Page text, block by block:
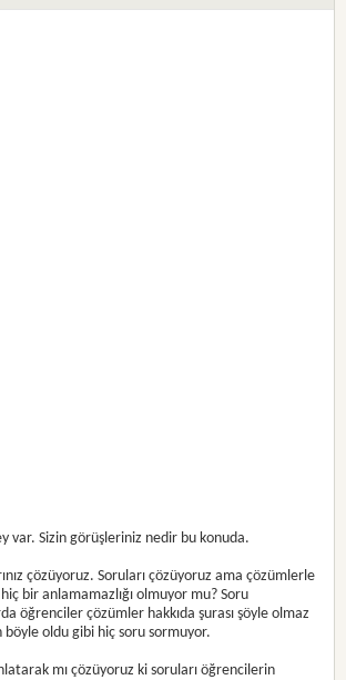
var. Sizin görüşleriniz nedir bu konuda.
çözüyoruz. Soruları çözüyoruz ama çözümlerle
bir anlamamazlığı olmuyor mu? Soru
öğrenciler çözümler hakkıda şurası şöyle olmaz
böyle oldu gibi hiç soru sormuyor.
mı çözüyoruz ki soruları öğrencilerin